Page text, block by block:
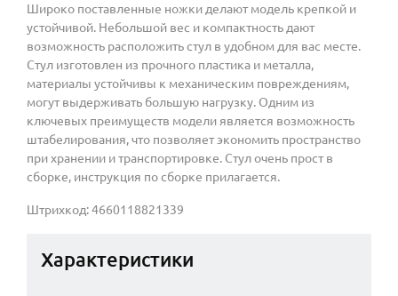
Широко поставленные ножки делают модель крепкой и
устойчивой. Небольшой вес и компактность дают
возможность расположить стул в удобном для вас месте.
Стул изготовлен из прочного пластика и металла,
материалы устойчивы к механическим повреждениям,
могут выдерживать большую нагрузку. Одним из
ключевых преимуществ модели является возможность
штабелирования, что позволяет экономить пространство
при хранении и транспортировке. Стул очень прост в
сборке, инструкция по сборке прилагается.
Штрихкод: 4660118821339
Характеристики